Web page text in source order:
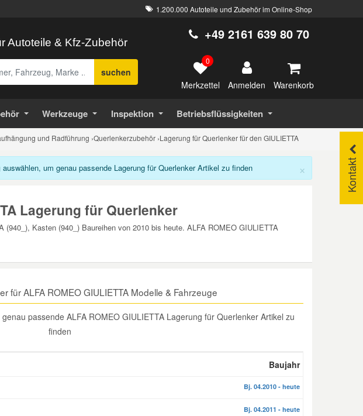
1.200.000 Autoteile und Zubehör im Online-Shop
Autoteile & Kfz-Zubehör
suchen
+49 2161 639 80 70
0
Merkzettel Anmelden Warenkorb
Werkzeuge Inspektion Betriebsflüssigkeiten
und Radführung ›Querlenkerzubehör ›Lagerung für Querlenker für den GIULIETTA
Kontakt
×
auswählen, um genau passende Lagerung für Querlenker Artikel zu finden
Lagerung für Querlenker
(940_), Kasten (940_) Baureihen von 2010 bis heute. ALFA ROMEO GIULIETTA
für ALFA ROMEO GIULIETTA Modelle & Fahrzeuge
passende ALFA ROMEO GIULIETTA Lagerung für Querlenker Artikel zu
finden
Baujahr
Bj. 04.2010 - heute
Bj. 04.2011 - heute